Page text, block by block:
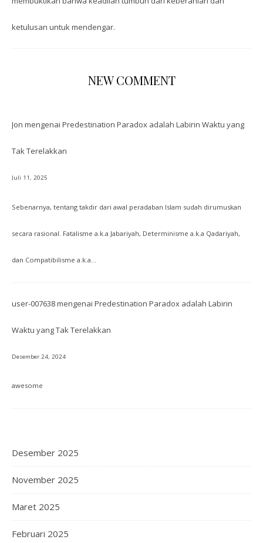
ketulusan untuk mendengar.
NEW COMMENT
Jon mengenai Predestination Paradox adalah Labirin Waktu yang
Tak Terelakkan
Juli 11, 2025
Sebenarnya, tentang takdir dari awal peradaban Islam sudah dirumuskan
secara rasional. Fatalisme a.k.a Jabariyah, Determinisme a.k.a Qadariyah,
dan Compatibilisme a.k.a…
user-007638mengenai Predestination Paradox adalah Labirin
Waktu yang Tak Terelakkan
Desember 24, 2024
awesome
Desember 2025
November 2025
Maret 2025
Februari 2025